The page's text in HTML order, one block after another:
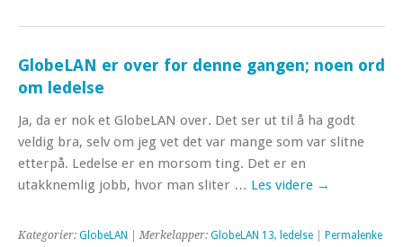
GlobeLAN er over for denne gangen; noen ord
om ledelse
Ja, da er nok et GlobeLAN over. Det ser ut til å ha godt
veldig bra, selv om jeg vet det var mange som var slitne
etterpå. Ledelse er en morsom ting. Det er en
utakknemlig jobb, hvor man sliter … Les videre →
Kategorier: GlobeLAN | Merkelapper: GlobeLAN 13, ledelse Permalenke